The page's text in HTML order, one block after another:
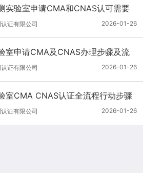
实验室申请CMA和CNAS认可需要
员要求
2026-01-26
证有限公司
室申请CMA及CNAS办理步骤及流
2026-01-26
证有限公司
室CMA CNAS认证全流程行动步骤
2026-01-26
证有限公司